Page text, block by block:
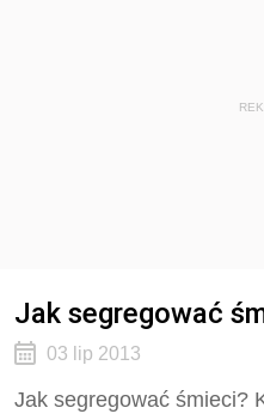
Jak segregować
03 lip 2013
Jak segregować śmieci?